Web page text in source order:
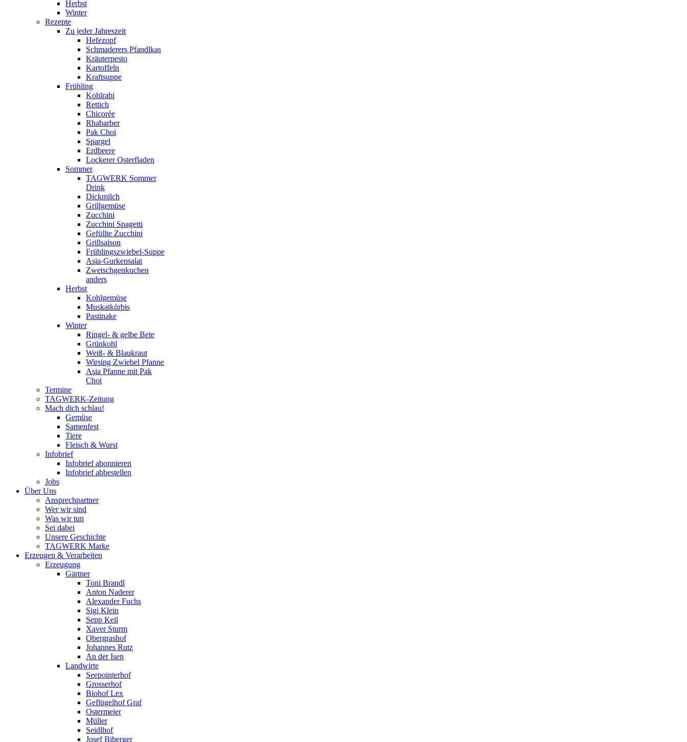
Herbst
Winter
Rezepte
Zu jeder Jahreszeit
Hefezopf
Schmaderers Pfandlkas
Kräuterpesto
Kartoffeln
Kraftsuppe
Frühling
Kohlrabi
Rettich
Chicorée
Rhabarber
Pak Choi
Spargel
Erdbeere
Lockerer Osterfladen
Sommer
TAGWERK Sommer
Drink
Dickmilch
Grillgemüse
Zucchini
Zucchini Spagetti
Gefüllte Zucchini
Grillsaison
Frühlingszwiebel-Suppe
Asia-Gurkensalat
Zwetschgenkuchen
anders
Herbst
Kohlgemüse
Muskatkürbis
Pastinake
Winter
Ringel- & gelbe Bete
Grünkohl
Weiß- & Blaukraut
Wirsing Zwiebel Pfanne
Asia Pfanne mit Pak
Choi
Termine
TAGWERK-Zeitung
Mach dich schlau!
Gemüse
Samenfest
Tiere
Fleisch & Wurst
Infobrief
Infobrief abonnieren
Infobrief abbestellen
Jobs
Über Uns
Ansprechpartner
Wer wir sind
Was wir tun
Sei dabei
Unsere Geschichte
TAGWERK Marke
Erzeugen & Verarbeiten
Erzeugung
Gärtner
Toni Brandl
Anton Naderer
Alexander Fuchs
Sigi Klein
Sepp Keil
Xaver Sturm
Obergrashof
Johannes Rutz
An der Isen
Landwirte
Seepointerhof
Grosserhof
Biohof Lex
Geflügelhof Graf
Ostermeier
Müller
Seidlhof
Josef Biberger